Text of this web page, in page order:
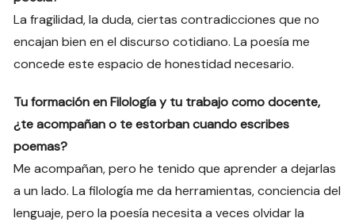
La fragilidad, la duda, ciertas contradicciones que no
encajan bien en el discurso cotidiano. La poesía me
concede este espacio de honestidad necesario.
Tu formación en Filología y tu trabajo como docente,
¿te acompañan o te estorban cuando escribes
poemas?
Me acompañan, pero he tenido que aprender a dejarlas
a un lado. La filología me da herramientas, conciencia del
lenguaje, pero la poesía necesita a veces olvidar la